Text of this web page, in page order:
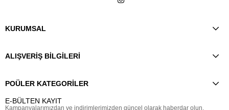
KURUMSAL
ALIŞVERİŞ BİLGİLERİ
POÜLER KATEGORİLER
E-BÜLTEN KAYIT
Kampanyalarımızdan ve indirimlerimizden güncel olarak haberdar olun.